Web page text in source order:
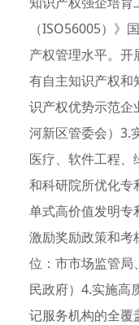
（ISO56005）》
产权管理水平。
有自主知识产权和
识产权优势示范企
河新区管委会）3.
医疗、软件工程
和科研院所优化专
单式高价值发明专
激励奖励政策和考
位：市市场监管局
民政府）4.实施高
记服务机构的全覆